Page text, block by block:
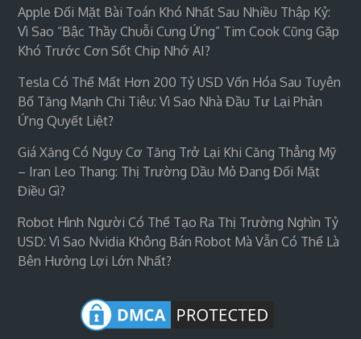
Apple Đối Mặt Bài Toán Khó Nhất Sau Nhiều Thập Kỷ:
Vì Sao “bậc Thầy Chuỗi Cung Ứng” Tim Cook Cũng Gặp
Khó Trước Cơn Sốt Chip Nhớ AI?
Tesla Có Thể Mất Hơn 200 Tỷ USD Vốn Hóa Sau Tuyên
Bố Tăng Mạnh Chi Tiêu: Vì Sao Nhà Đầu Tư Lại Phản
Ứng Quyết Liệt?
Giá Xăng Có Nguy Cơ Tăng Trở Lại Khi Căng Thẳng Mỹ
– Iran Leo Thang: Thị Trường Dầu Mỏ Đang Đối Mặt
Điều Gì?
Robot Hình Người Có Thể Tạo Ra Thị Trường Nghìn Tỷ
USD: Vì Sao Nvidia Không Bán Robot Mà Vẫn Có Thể Là
Bên Hưởng Lợi Lớn Nhất?